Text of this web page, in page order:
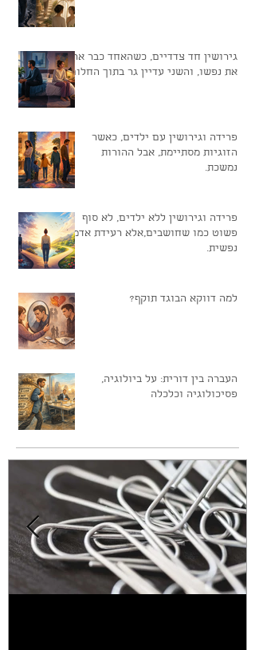
גירושין חד צדדיים, כשהאחד כבר ארז
את נפשו, והשני עדיין גר בתוך החלום
פרידה וגירושין עם ילדים, כאשר
הזוגיות מסתיימת, אבל ההורות
נמשכת.
פרידה וגירושין ללא ילדים, לא סוף
פשוט כמו שחושבים,אלא רעידת אדמה
נפשית.
למה דווקא הבוגד תוקף?
העברה בין דורית: על ביולוגיה,
פסיכולוגיה וכלכלה